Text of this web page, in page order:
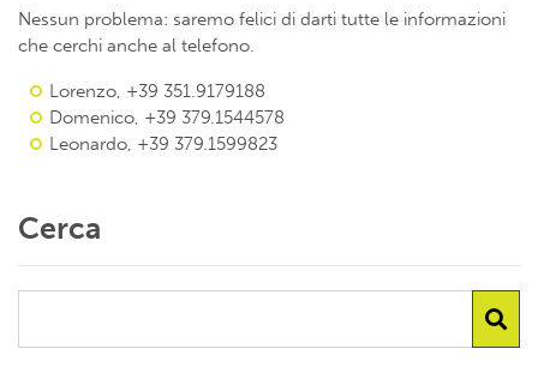
Nessun problema: saremo felici di darti tutte le informazioni
che cerchi anche al telefono.
Lorenzo, +39 351.9179188
Domenico, +39 379.1544578
Leonardo, +39 379.1599823
Cerca